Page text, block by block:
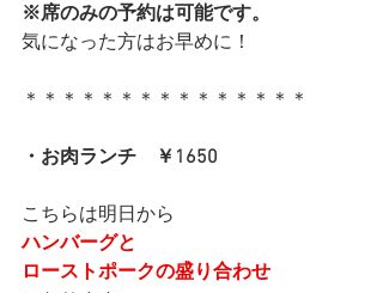
※席のみの予約は可能です。
気になった方はお早めに！
＊＊＊＊＊＊＊＊＊＊＊＊＊＊＊
・お肉ランチ　￥1650
こちらは明日から
ハンバーグと
ローストポークの盛り合わせ